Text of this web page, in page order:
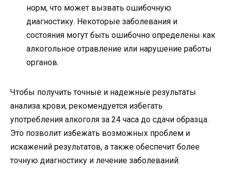
норм, что может вызвать ошибочную
диагностику. Некоторые заболевания и
состояния могут быть ошибочно определены как
алкогольное отравление или нарушение работы
органов.
Чтобы получить точные и надежные результаты
анализа крови, рекомендуется избегать
употребления алкоголя за 24 часа до сдачи образца.
Это позволит избежать возможных проблем и
искажений результатов, а также обеспечит более
точную диагностику и лечение заболеваний.